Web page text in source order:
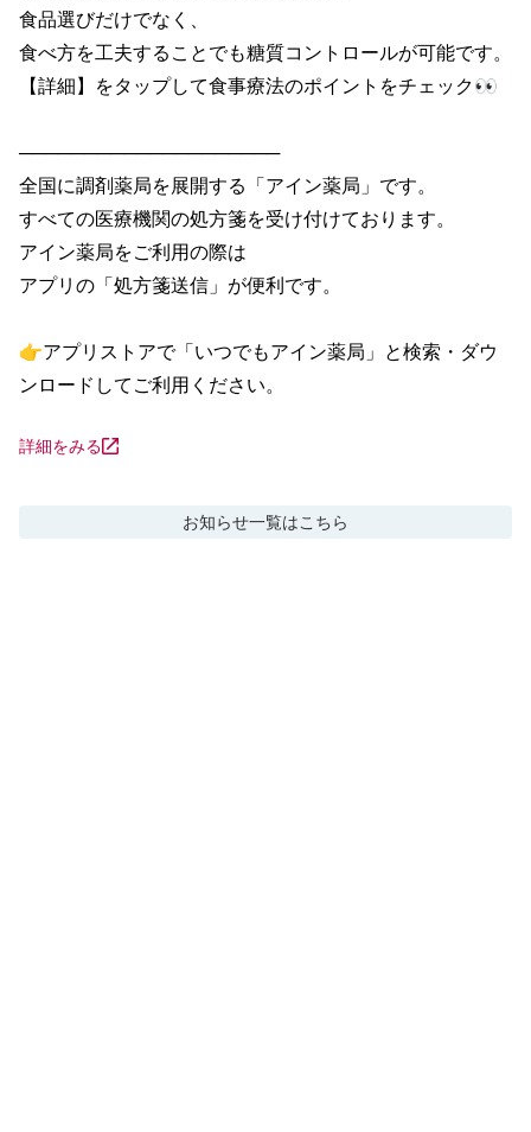
食品選びだけでなく、
食べ方を工夫することでも糖質コントロールが可能です。
【詳細】をタップして食事療法のポイントをチェック👀
────────────────────
全国に調剤薬局を展開する「アイン薬局」です。
すべての医療機関の処方箋を受け付けております。
アイン薬局をご利用の際は
アプリの「処方箋送信」が便利です。
👉アプリストアで「いつでもアイン薬局」と検索・ダウ
ンロードしてご利用ください。
詳細をみる
お知らせ一覧はこちら